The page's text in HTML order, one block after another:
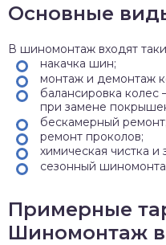
Основные
В шиномонтаж входят
накачка шин;
монтаж и демонтаж
балансировка колес
при замене
бескамерный ремонт;
ремонт проколов;
химическая чистка
сезонный
Примерные
Шиномонтаж в